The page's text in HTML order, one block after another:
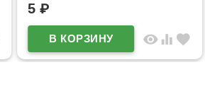
5₽
visibility equalizer favorite